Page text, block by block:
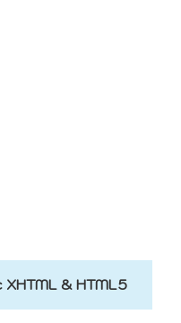
XHTML & HTML5